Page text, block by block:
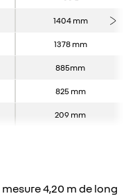
1404 mm
1378 mm
885mm
825 mm
209 mm
4,20 m de long